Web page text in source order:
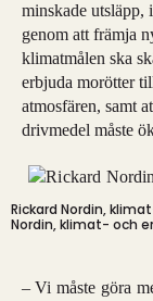
minskade utsläpp,
genom att främja
klimatmålen ska
erbjuda morötter
atmosfären, samt
drivmedel måste
Rickard Nordin,
Nordin, klimat- och
– Vi måste göra